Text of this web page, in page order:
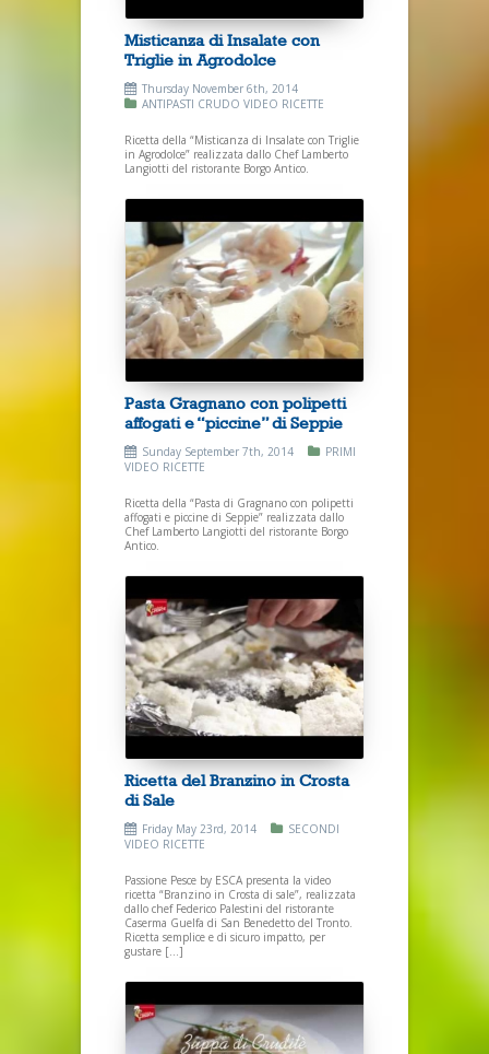
Misticanza di Insalate con
Triglie in Agrodolce
Thursday November 6th, 2014
ANTIPASTI CRUDO VIDEO RICETTE
Ricetta della “Misticanza di Insalate con Triglie
in Agrodolce” realizzata dallo Chef Lamberto
Langiotti del ristorante Borgo Antico.
Pasta Gragnano con polipetti
affogati e “piccine” di Seppie
Sunday September 7th, 2014
PRIMI
VIDEO RICETTE
Ricetta della “Pasta di Gragnano con polipetti
affogati e piccine di Seppie” realizzata dallo
Chef Lamberto Langiotti del ristorante Borgo
Antico.
Ricetta del Branzino in Crosta
di Sale
Friday May 23rd, 2014
SECONDI
VIDEO RICETTE
Passione Pesce by ESCA presenta la video
ricetta “Branzino in Crosta di sale”, realizzata
dallo chef Federico Palestini del ristorante
Caserma Guelfa di San Benedetto del Tronto.
Ricetta semplice e di sicuro impatto, per
gustare […]